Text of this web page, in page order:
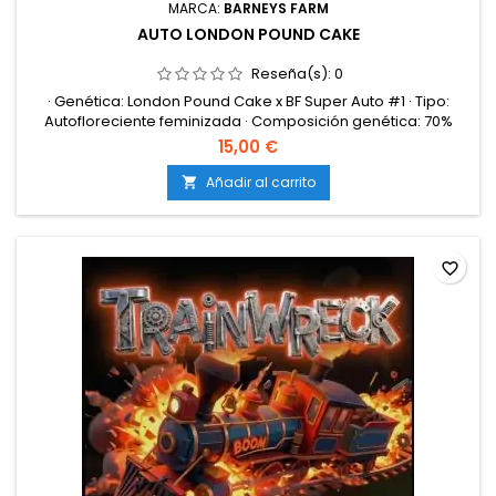
MARCA: BARNEYS FARM
AUTO LONDON POUND CAKE
Reseña(s): 0
· Genética: London Pound Cake x BF Super Auto #1 · Tipo:
Autofloreciente feminizada · Composición genética: 70%
sativa / 30% índica · Contenido de THC: 28% · Ciclo completo:
75-80 días desde germinación · Producción en interior: 550-
650 g/m² · Producción en exterior: 280-350 g/planta · Altura
en interior: 90-130 cm · Altura en exterior: 110-160 cm ·...
15,00 €
 Añadir al carrito
favorite_border